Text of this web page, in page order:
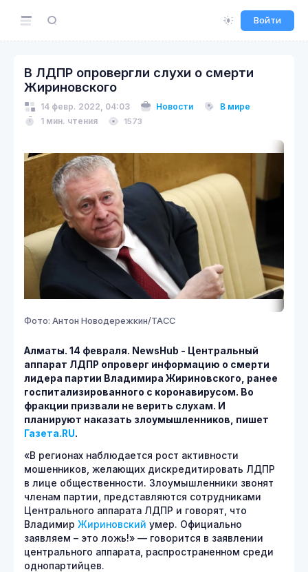
Войти
В ЛДПР опровергли слухи о смерти
Жириновского
14 февр. 2022, 04:03 Новости
В мире
1 мин. чтения
1573
Фото: Антон Новодережкин/ТАСС
Алматы. 14 февраля. NewsHub - Центральный
аппарат ЛДПР опроверг информацию о смерти
лидера партии Владимира Жириновского, ранее
госпитализированного с коронавирусом. Во
фракции призвали не верить слухам. И
планируют наказать злоумышленников, пишет
Газета. RU.
«В регионах наблюдается рост активности
мошенников, желающих дискредитировать ЛДПР
в лице общественности. Злоумышленники звонят
членам партии, представляются сотрудниками
Центрального аппарата ЛДПР и говорят, что
Владимир Жириновский умер. Официально
заявляем – это ложь!» — говорится в заявлении
центрального аппарата, распространенном среди
однопартийцев.